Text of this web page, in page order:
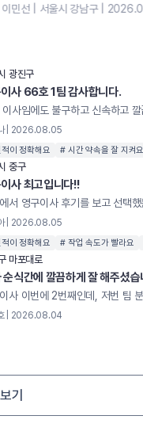
광진구
사 66호 1팀 감사합니다.
| 2026.08.05
이 정확해요 # 시간 약속을 잘 지켜요
중구
사 최고입니다!!
| 2026.08.05
이 정확해요 # 작업 속도가 빨라요
마포대로
순식간에 깔끔하게 잘 해주셨
| 2026.08.04
기